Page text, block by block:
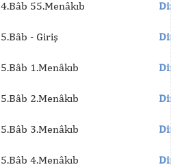
4.Bâb 55.Menâkıb
5.Bâb - Giriş
5.Bâb 1.Menâkıb
5.Bâb 2.Menâkıb
5.Bâb 3.Menâkıb
5.Bâb 4.Menâkıb